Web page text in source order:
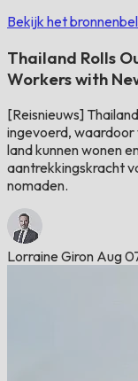
Bekijk het
Thailand Rolls
Workers with
[Reisnieuws]
ingevoerd,
land kunnen wonen
aantrekkingskracht
nomaden.
Lorraine Giron Aug